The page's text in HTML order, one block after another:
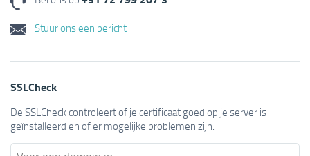
Stuur ons een bericht
SSLCheck
De SSLCheck controleert of je certificaat goed op je server is
geïnstalleerd en of er mogelijke problemen zijn.